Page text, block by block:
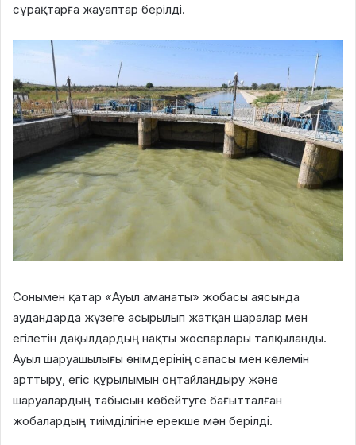
сұрақтарға жауаптар берілді.
Сонымен қатар «Ауыл аманаты» жобасы аясында
аудандарда жүзеге асырылып жатқан шаралар мен
егілетін дақылдардың нақты жоспарлары талқыланды.
Ауыл шаруашылығы өнімдерінің сапасы мен көлемін
арттыру, егіс құрылымын оңтайландыру және
шаруалардың табысын көбейтуге бағытталған
жобалардың тиімділігіне ерекше мән берілді.